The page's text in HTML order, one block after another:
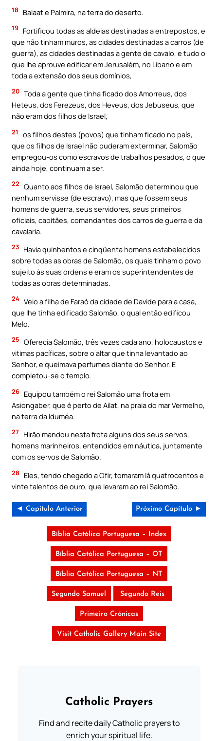
18 Balaat e Palmira, na terra do deserto.
19
Fortificou todas as aldeias destinadas a entrepostos, e
que não tinham muros, as cidades destinadas a carros (de
guerra), as cidades destinadas a gente de cavalo, e tudo o
que lhe aprouve edificar em Jerusalém, no Líbano e em
toda a extensão dos seus domínios,
20 Toda a gente que tinha ficado dos Amorreus, dos
Heteus, dos Ferezeus, dos Heveus, dos Jebuseus, que
não eram dos filhos de Israel,
21
os filhos destes (povos) que tinham ficado no país,
que os filhos de Israel não puderam exterminar, Salomão
empregou-os como escravos de trabalhos pesados, o que
ainda hoje, continuam a ser.
22 Quanto aos filhos de Israel, Salomão determinou que
nenhum servisse (de escravo), mas que fossem seus
homens de guerra, seus servidores, seus primeiros
oficiais, capitães, comandantes dos carros de guerra e da
cavalaria.
23 Havia quinhentos e cinqüenta homens estabelecidos
sobre todas as obras de Salomão, os quais tinham o povo
sujeito às suas ordens e eram os superintendentes de
todas as obras determinadas.
24 Veio a filha de Faraó da cidade de Davide para a casa,
que lhe tinha edificado Salomão, o qual então edificou
Melo.
25 Oferecia Salomão, três vezes cada ano, holocaustos e
vitimas pacíficas, sobre o altar que tinha levantado ao
Senhor, e queimava perfumes diante do Senhor. E
completou-se o templo.
26 Equipou também o rei Salomão uma frota em
Asiongaber, que é perto de Ailat, na praia do mar Vermelho,
na terra da Iduméa.
27 Hirão mandou nesta frota alguns dos seus servos,
homens marinheiros, entendidos em náutica, juntamente
com os servos de Salomão.
28
Eles, tendo chegado a Ofir, tomaram lá quatrocentos e
vinte talentos de ouro, que levaram ao rei Salomão.
◄ Capítulo Anterior Próximo Capítulo ►
Bíblia Católica Portuguesa – Index
Bíblia Católica Portuguesa – OT
Bíblia Católica Portuguesa – NT
Segundo Samuel Segundo Reis
Primeiro Crónicas
Visit Catholic Gallery Main Site
Catholic Prayers
Find and recite daily Catholic prayers to
enrich your spiritual life.